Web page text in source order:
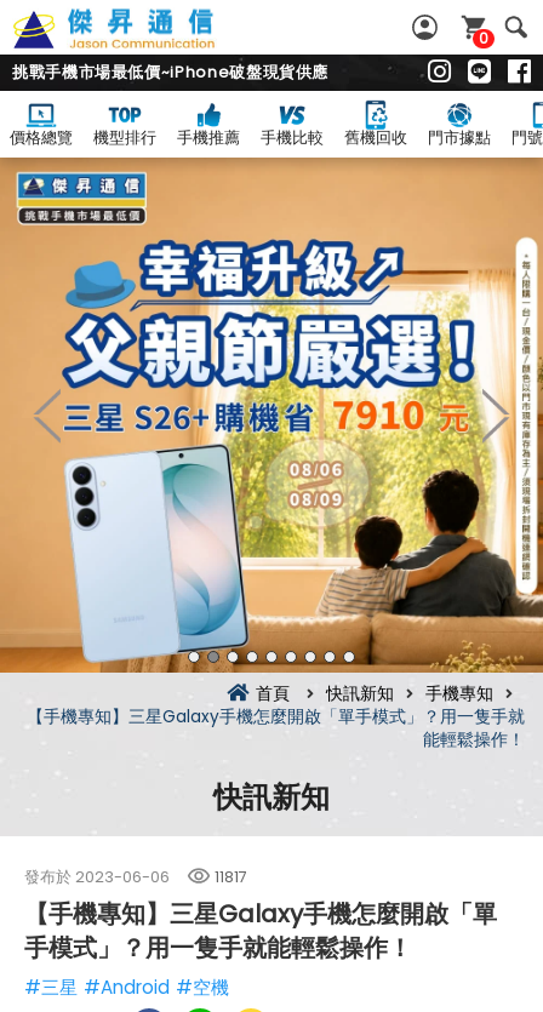
0
挑戰手機市場最低價~iPhone破盤現貨供應
價格總覽 機型排行 手機推薦 手機比較 舊機回收 門市據點 門
首頁 快訊新知
手機專知
【手機專知】三星Galaxy手機怎麼開啟「單手模式」？用一隻手就
能輕鬆操作！
快訊新知
發布於 2023-06-06 11817
【手機專知】三星Galaxy手機怎麼開啟「單
手模式」？用一隻手就能輕鬆操作！
#三星 #Android #空機